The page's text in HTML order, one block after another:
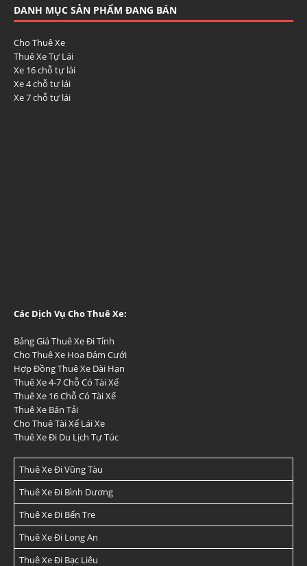
DANH MỤC SẢN PHẨM ĐANG BÁN
Cho Thuê Xe
Thuê Xe Tự Lái
Xe 16 chỗ tự lái
Xe 4 chỗ tự lái
Xe 7 chỗ tự lái
Các Dịch Vụ Cho Thuê Xe:
Bảng Giá Thuê Xe Đi Tỉnh
Cho Thuê Xe Hoa Đám Cưới
Hợp Đồng Thuê Xe Dài Hạn
Thuê Xe 4-7 Chỗ Có Tài Xế
Thuê Xe 16 Chỗ Có Tài Xế
Thuê Xe Bán Tải
Cho Thuê Tài Xế Lái Xe
Thuê Xe Đi Du Lịch Tự Túc
Thuê Xe Đi Vũng Tàu
Thuê Xe Đi Bình Dương
Thuê Xe Đi Bến Tre
Thuê Xe Đi Long An
Thuê Xe Đi Bạc Liêu